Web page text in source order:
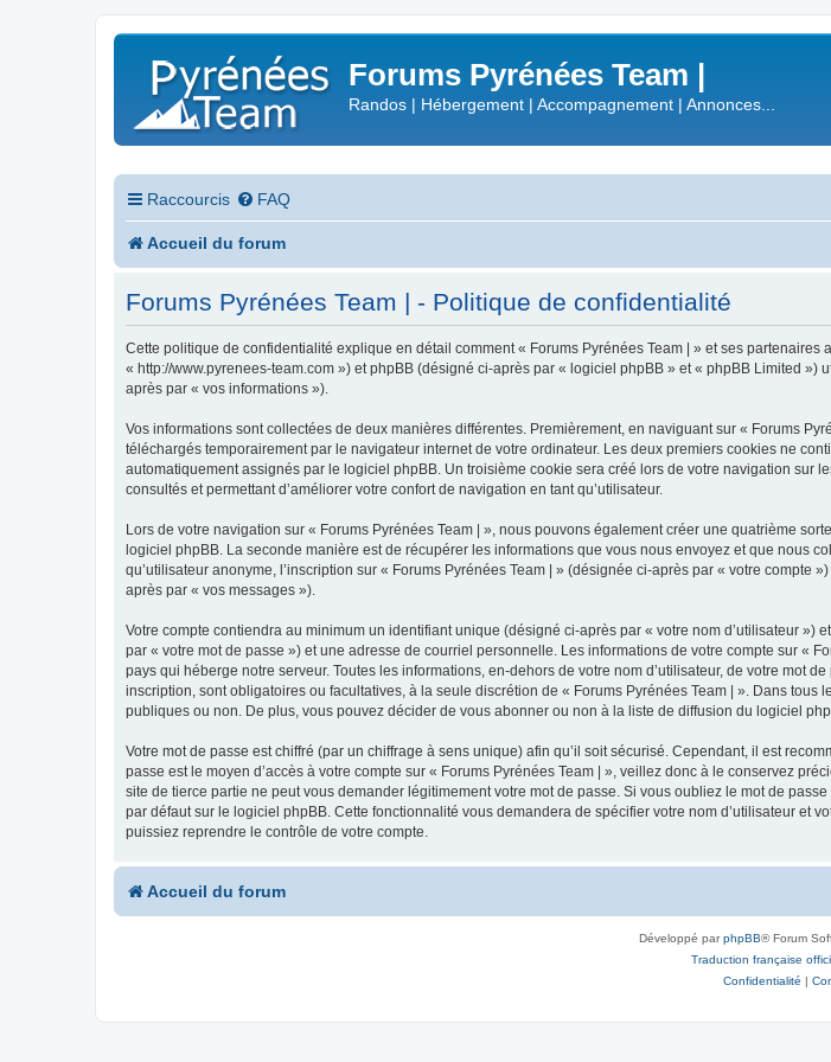
Forums Pyrénées Team |
Randos | Hébergement | Accompagnement | Annonces...
Raccourcis FAQ
Accueil du forum
Forums Pyrénées Team | - Politique de confidentialité
Cette politique de confidentialité explique en détail comment « Forums Pyrénées Team | » et ses
« http://www.pyrenees-team.com ») et phpBB (désigné ci-après par « logiciel phpBB » et « phpBB Limited
après par « vos informations »).
Vos informations sont collectées de deux manières différentes. Premièrement, en naviguant sur « Forums
téléchargés temporairement par le navigateur internet de votre ordinateur. Les deux premiers cookies ne
automatiquement assignés par le logiciel phpBB. Un troisième cookie sera créé lors de votre navigation sur
consultés et permettant d’améliorer votre confort de navigation en tant qu’utilisateur.
Lors de votre navigation sur « Forums Pyrénées Team | », nous pouvons également créer une quatrième
logiciel phpBB. La seconde manière est de récupérer les informations que vous nous envoyez et que nous
qu’utilisateur anonyme, l’inscription sur « Forums Pyrénées Team | » (désignée ci-après par « votre
après par « vos messages »).
Votre compte contiendra au minimum un identifiant unique (désigné ci-après par « votre nom d’utilisateur
par « votre mot de passe ») et une adresse de courriel personnelle. Les informations de votre compte sur «
pays qui héberge notre serveur. Toutes les informations, en-dehors de votre nom d’utilisateur, de votre mot
inscription, sont obligatoires ou facultatives, à la seule discrétion de « Forums Pyrénées Team | ». Dans
publiques ou non. De plus, vous pouvez décider de vous abonner ou non à la liste de diffusion du logiciel
Votre mot de passe est chiffré (par un chiffrage à sens unique) afin qu’il soit sécurisé. Cependant, il est
passe est le moyen d’accès à votre compte sur « Forums Pyrénées Team | », veillez donc à le conservez
site de tierce partie ne peut vous demander légitimement votre mot de passe. Si vous oubliez le mot de
par défaut sur le logiciel phpBB. Cette fonctionnalité vous demandera de spécifier votre nom d’utilisateur
puissiez reprendre le contrôle de votre compte.
Accueil du forum
Développé parphpBB® Forum
Traduction française
Confidentialité |